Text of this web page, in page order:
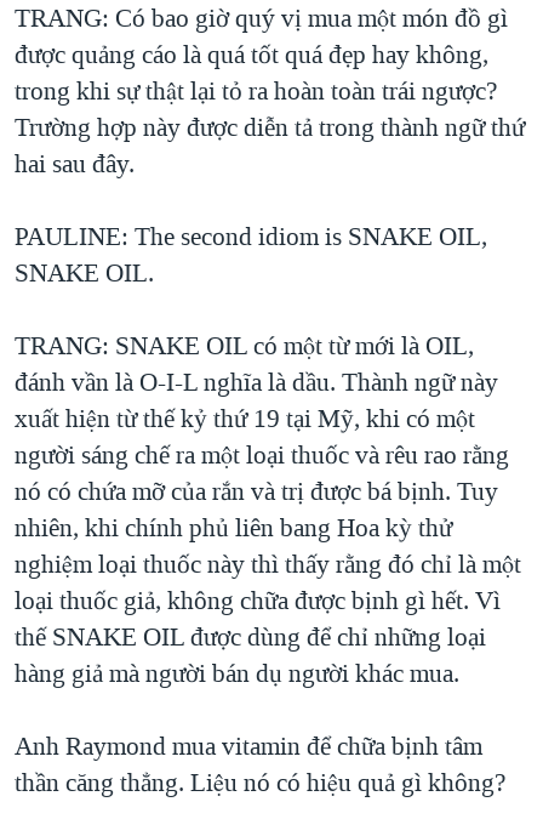
TRANG: Có bao giờ quý vị mua một món đồ gì
được quảng cáo là quá tốt quá đẹp hay không,
trong khi sự thật lại tỏ ra hoàn toàn trái ngược?
Trường hợp này được diễn tả trong thành ngữ thứ
hai sau đây.
PAULINE: The second idiom is SNAKE OIL,
SNAKE OIL.
TRANG: SNAKE OIL có một từ mới là OIL,
đánh vần là O-I-L nghĩa là dầu. Thành ngữ này
xuất hiện từ thế kỷ thứ 19 tại Mỹ, khi có một
người sáng chế ra một loại thuốc và rêu rao rằng
nó có chứa mỡ của rắn và trị được bá bịnh. Tuy
nhiên, khi chính phủ liên bang Hoa kỳ thử
nghiệm loại thuốc này thì thấy rằng đó chỉ là một
loại thuốc giả, không chữa được bịnh gì hết. Vì
thế SNAKE OIL được dùng để chỉ những loại
hàng giả mà người bán dụ người khác mua.
Anh Raymond mua vitamin để chữa bịnh tâm
thần căng thẳng. Liệu nó có hiệu quả gì không?